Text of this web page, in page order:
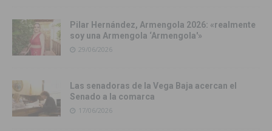
Pilar Hernández, Armengola 2026: «realmente
soy una Armengola ‘Armengola'»
29/06/2026
Las senadoras de la Vega Baja acercan el
Senado a la comarca
17/06/2026